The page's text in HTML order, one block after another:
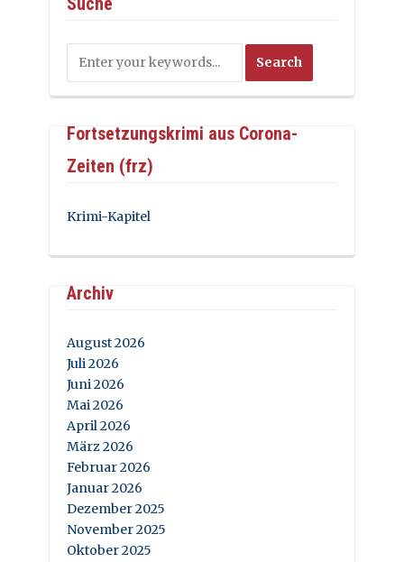
Fortsetzungskrimi aus Corona-
Zeiten (frz)
Krimi-Kapitel
Archiv
August 2026
Juli 2026
Juni 2026
Mai 2026
April 2026
März 2026
Februar 2026
Januar 2026
Dezember 2025
November 2025
Oktober 2025